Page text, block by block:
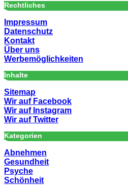
Rechtliches
Impressum
Datenschutz
Kontakt
Über uns
Werbemöglichkeiten
Inhalte
Sitemap
Wir auf Facebook
Wir auf Instagram
Wir auf Twitter
Kategorien
Abnehmen
Gesundheit
Psyche
Schönheit